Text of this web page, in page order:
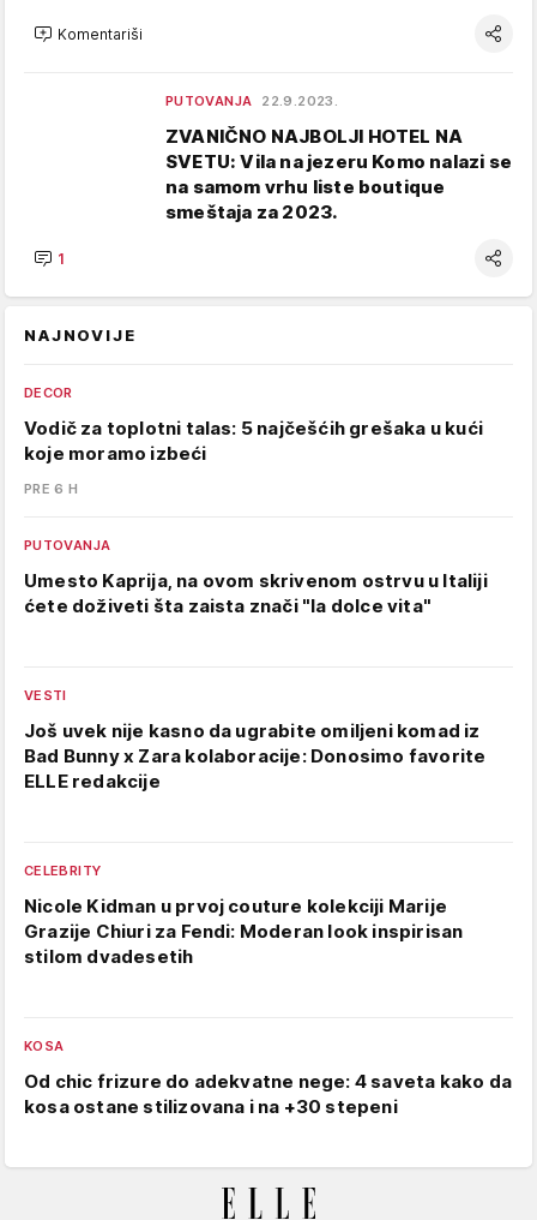
Komentariši
PUTOVANJA 22.9.2023.
ZVANIČNO NAJBOLJI HOTEL NA
SVETU: Vila na jezeru Komo nalazi se
na samom vrhu liste boutique
smeštaja za 2023.
1
NAJNOVIJE
DECOR
Vodič za toplotni talas: 5 najčešćih grešaka u kući
koje moramo izbeći
PRE 6 H
PUTOVANJA
Umesto Kaprija, na ovom skrivenom ostrvu u Italiji
ćete doživeti šta zaista znači "la dolce vita"
VESTI
Još uvek nije kasno da ugrabite omiljeni komad iz
Bad Bunny x Zara kolaboracije: Donosimo favorite
ELLE redakcije
CELEBRITY
Nicole Kidman u prvoj couture kolekciji Marije
Grazije Chiuri za Fendi: Moderan look inspirisan
stilom dvadesetih
KOSA
Od chic frizure do adekvatne nege: 4 saveta kako da
kosa ostane stilizovana i na +30 stepeni